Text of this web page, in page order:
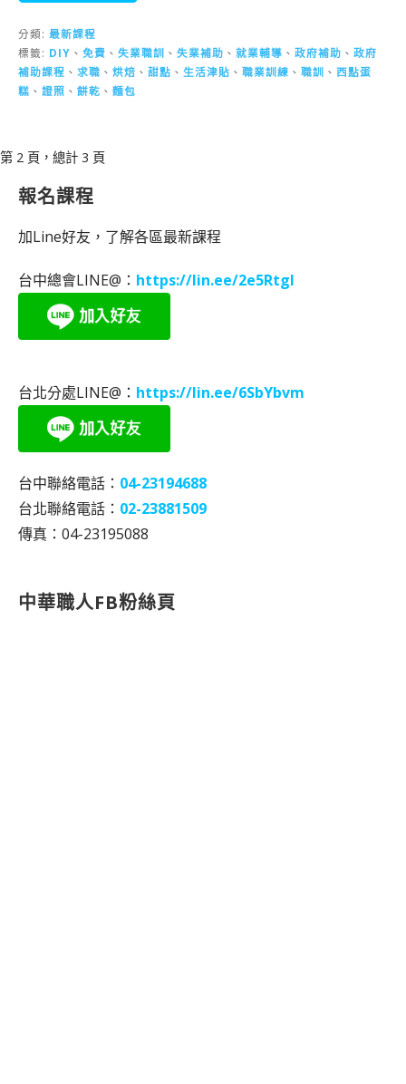
分類: 最新課程
標籤: DIY 、 免費 、 失業職訓 、 失業補助 、 就業輔導 、 政府補助 、 政府
補助課程 、 求職 、 烘焙 、 甜點 、 生活津貼 、 職業訓練 、 職訓 、 西點蛋
糕 、 證照 、 餅乾 、 麵包
[文
章]
第 2 頁，總計 3 頁
報名課程
加Line好友，了解各區最新課程
台中總會LINE@： https://lin.ee/2e5RtgI
台北分處LINE@： https://lin.ee/6SbYbvm
台中聯絡電話： 04-23194688
台北聯絡電話： 02-23881509
傳真：04-23195088
中華職人FB粉絲頁